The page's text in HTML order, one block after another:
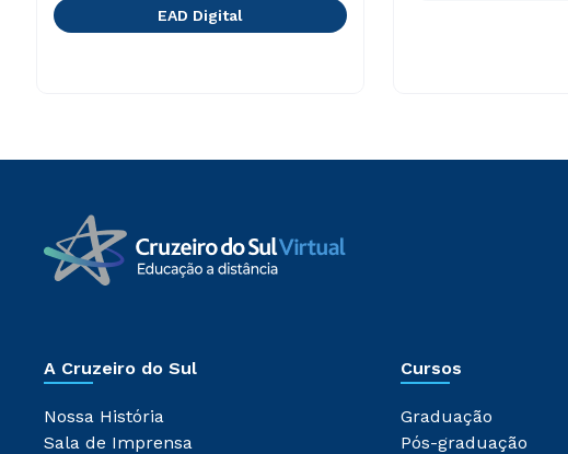
EAD Digital
A Cruzeiro do Sul
Nossa História
Sala de Imprensa
Cursos
Graduação
Pós-graduação